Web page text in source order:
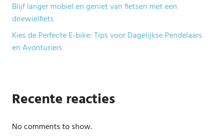
Blijf langer mobiel en geniet van fietsen met een
driewielfiets
Kies de Perfecte E-bike: Tips voor Dagelijkse Pendelaars
en Avonturiers
Recente reacties
No comments to show.